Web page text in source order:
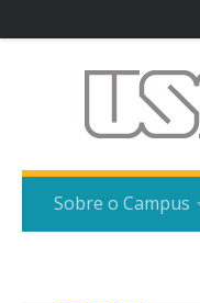
Sobre o Campus